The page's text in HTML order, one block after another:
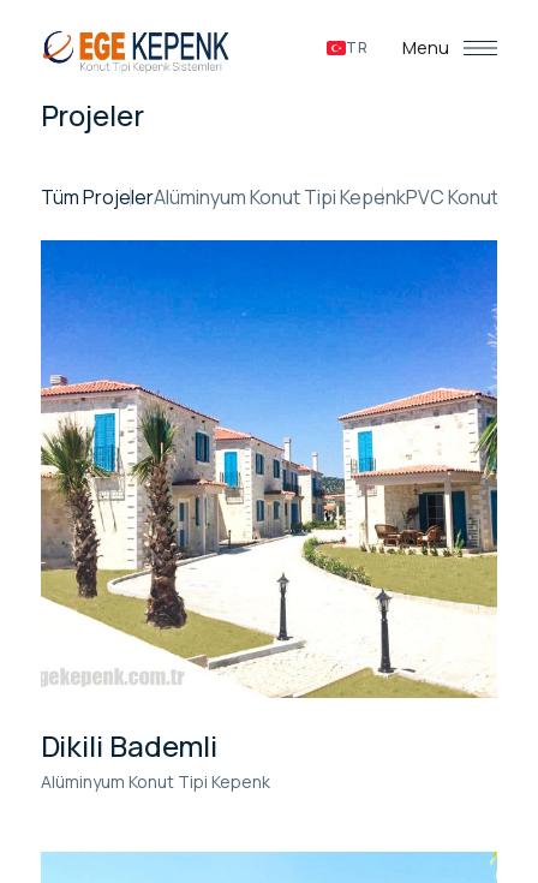
TR Menu
Projeler
Tüm ProjelerAlüminyum Konut Tipi KepenkPVC Konut
Dikili Bademli
Alüminyum Konut Tipi Kepenk